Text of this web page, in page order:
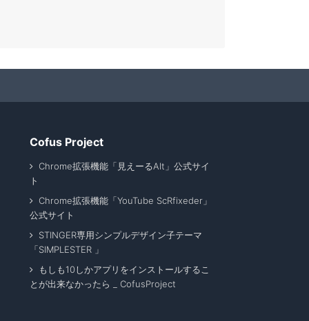
Cofus Project
Chrome拡張機能「見えーるAlt」公式サイ
ト
Chrome拡張機能「YouTube ScRfixeder」
公式サイト
STINGER専用シンプルデザイン子テーマ
「SIMPLESTER 」
もしも10しかアプリをインストールするこ
とが出来なかったら _ CofusProject